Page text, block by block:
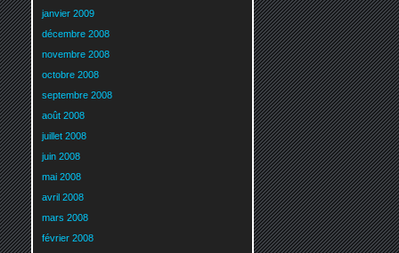
janvier 2009
décembre 2008
novembre 2008
octobre 2008
septembre 2008
août 2008
juillet 2008
juin 2008
mai 2008
avril 2008
mars 2008
février 2008